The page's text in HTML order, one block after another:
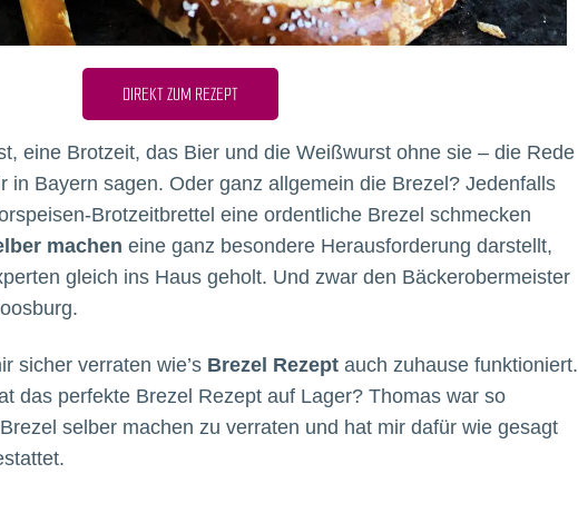
DIREKT ZUM REZEPT
eine Brotzeit, das Bier und die Weißwurst ohne sie – die Rede
in Bayern sagen. Oder ganz allgemein die Brezel? Jedenfalls
Brotzeitbrettel eine ordentliche Brezel schmecken
machen eine ganz besondere Herausforderung darstellt,
gleich ins Haus geholt. Und zwar den Bäckerobermeister
sicher verraten wie’s Brezel Rezept auch zuhause funktioniert.
das perfekte Brezel Rezept auf Lager? Thomas war so
selber machen zu verraten und hat mir dafür wie gesagt